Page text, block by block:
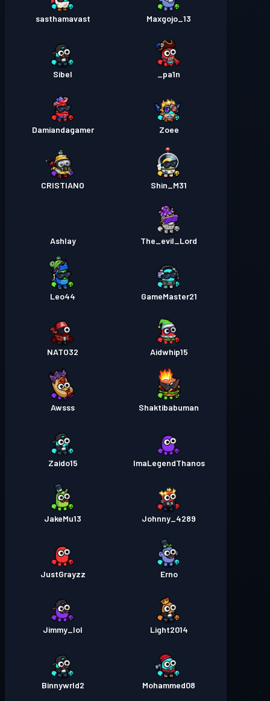
Maxgojo_13
sasthamavast
pa1n_
Sibel
Zoee
Damiandagamer
Shin_M31
CRISTIANO
The_evil_Lord
Ashlay
GameMaster21
Leo44
Aidwhip15
NATO32
Shaktibabuman
Awsss
ImaLegendThanos
Zaido15
Johnny_4289
JakeMu13
Erno
JustGrayzz
Light2014
Jimmy_lol
Mohammed08
Binnywrld2